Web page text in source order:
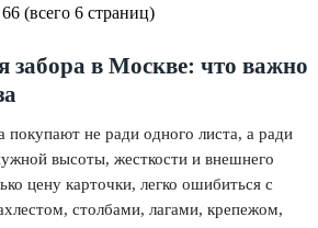
(всего 6 страниц)
забора в Москве: что важно
покупают не ради одного листа, а ради
высоты, жесткости и внешнего
цену карточки, легко ошибиться с
столбами, лагами, крепежом,